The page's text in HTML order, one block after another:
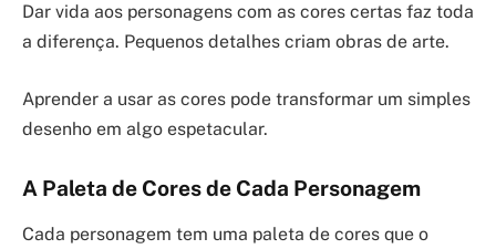
Dar vida aos personagens com as cores certas faz toda
a diferença. Pequenos detalhes criam obras de arte.
Aprender a usar as cores pode transformar um simples
desenho em algo espetacular.
A Paleta de Cores de Cada Personagem
Cada personagem tem uma paleta de cores que o